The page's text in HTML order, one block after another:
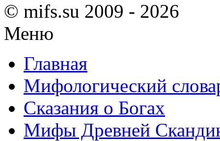
© mifs.su 2009 - 2026
Меню
Главная
Мифологический
Сказания о Богах
Мифы Древней